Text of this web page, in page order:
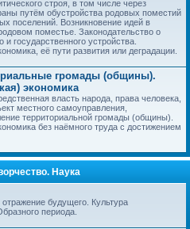
строя, в том числе через
путём обустройства родовых поместий
поселений. Возникновение идей в
поместье. Законодательство о
государственного устройства.
её пути развития или деградации.
громады (общины).
экономика
власть народа, права человека,
местного самоуправления,
территориальной громады (общины).
без наёмного труда с достижением
Наука
будущего. Культура
периода.